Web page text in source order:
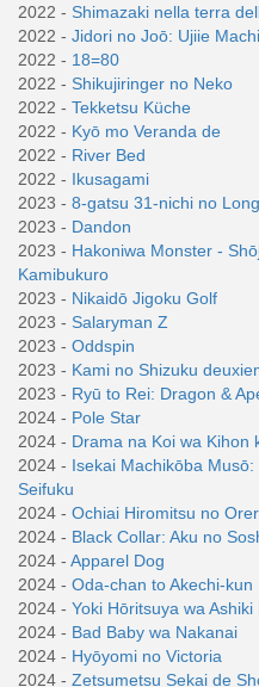
2022 - Shimazaki nella terra
2022 - Jidori no Joō: Ujiie
2022 - 18=80
2022 - Shikujiringer no Neko
2022 - Tekketsu Küche
2022 - Kyō mo Veranda de
2022 - River Bed
2022 - Ikusagami
2023 - 8-gatsu 31-nichi no
2023 - Dandon
2023 - Hakoniwa Monster -
Kamibukuro
2023 - Nikaidō Jigoku Golf
2023 - Salaryman Z
2023 - Oddspin
2023 - Kami no Shizuku
2023 - Ryū to Rei: Dragon &
2024 - Pole Star
2024 - Drama na Koi wa Kihon
2024 - Isekai Machikōba
Seifuku
2024 - Ochiai Hiromitsu no
2024 - Black Collar: Aku no
2024 - Apparel Dog
2024 - Oda-chan to Akechi-kun
2024 - Yoki Hōritsuya wa Ashiki
2024 - Bad Baby wa Nakanai
2024 - Hyōyomi no Victoria
2024 - Zetsumetsu Sekai de